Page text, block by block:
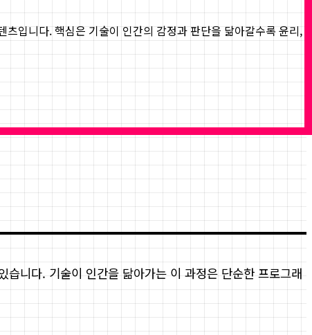
입니다. 핵심은 기술이 인간의 감정과 판단을 닮아갈수록 윤리,
니다. 기술이 인간을 닮아가는 이 과정은 단순한 프로그래